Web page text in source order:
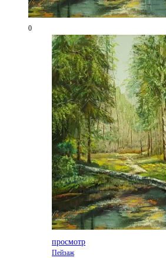
0
просмотр
Пейзаж